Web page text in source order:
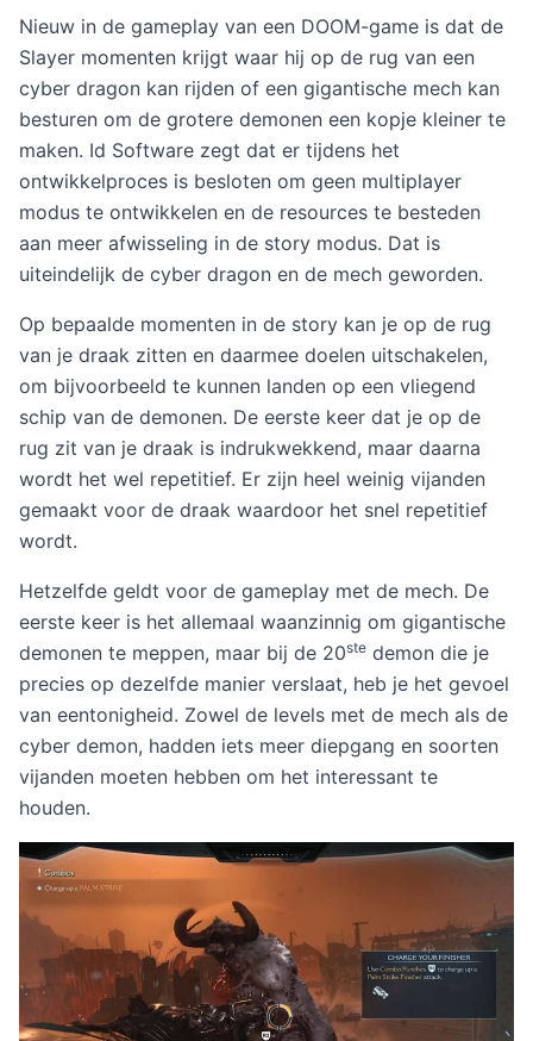
Nieuw in de gameplay van een DOOM-game is dat de
Slayer momenten krijgt waar hij op de rug van een
cyber dragon kan rijden of een gigantische mech kan
besturen om de grotere demonen een kopje kleiner te
maken. Id Software zegt dat er tijdens het
ontwikkelproces is besloten om geen multiplayer
modus te ontwikkelen en de resources te besteden
aan meer afwisseling in de story modus. Dat is
uiteindelijk de cyber dragon en de mech geworden.
Op bepaalde momenten in de story kan je op de rug
van je draak zitten en daarmee doelen uitschakelen,
om bijvoorbeeld te kunnen landen op een vliegend
schip van de demonen. De eerste keer dat je op de
rug zit van je draak is indrukwekkend, maar daarna
wordt het wel repetitief. Er zijn heel weinig vijanden
gemaakt voor de draak waardoor het snel repetitief
wordt.
Hetzelfde geldt voor de gameplay met de mech. De
eerste keer is het allemaal waanzinnig om gigantische
demonen te meppen, maar bij de 20ste demon die je
precies op dezelfde manier verslaat, heb je het gevoel
van eentonigheid. Zowel de levels met de mech als de
cyber demon, hadden iets meer diepgang en soorten
vijanden moeten hebben om het interessant te
houden.